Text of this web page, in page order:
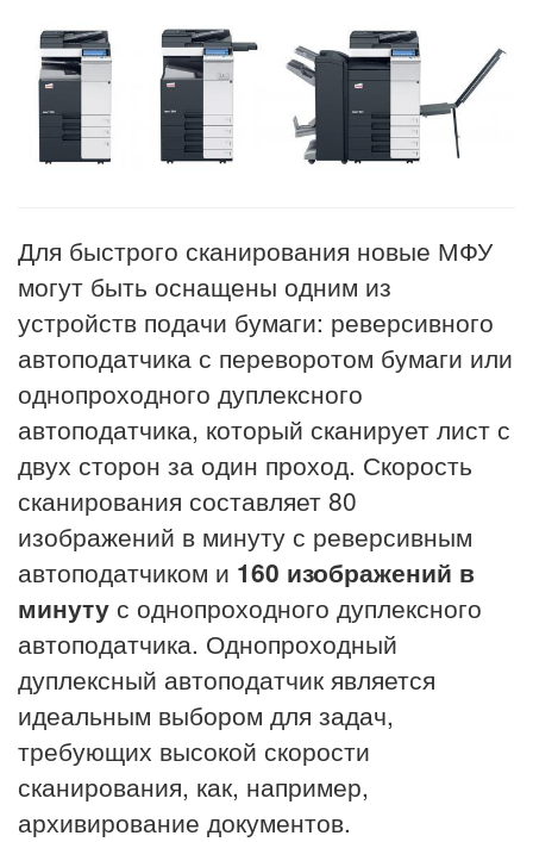
Для быстрого сканирования новые МФУ
могут быть оснащены одним из
устройств подачи бумаги: реверсивного
автоподатчика с переворотом бумаги или
однопроходного дуплексного
автоподатчика, который сканирует лист с
двух сторон за один проход. Скорость
сканирования составляет 80
изображений в минуту с реверсивным
автоподатчиком и 160 изображений в
минуту с однопроходного дуплексного
автоподатчика. Однопроходный
дуплексный автоподатчик является
идеальным выбором для задач,
требующих высокой скорости
сканирования, как, например,
архивирование документов.